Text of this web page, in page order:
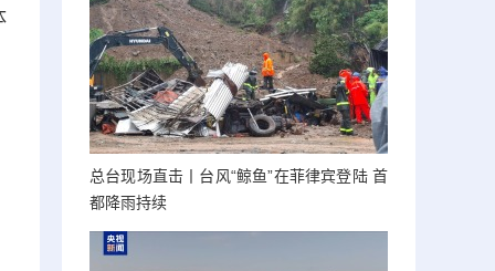
总台现场直击丨台风“鲸鱼”在菲律宾登陆 首
都降雨持续